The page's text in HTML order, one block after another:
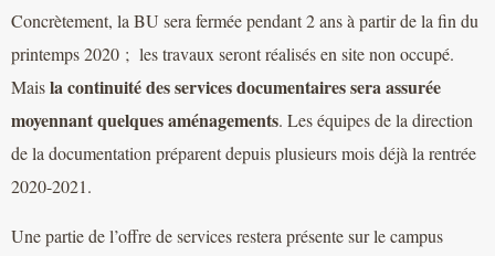
Concrètement, la BU sera fermée pendant 2 ans à partir de la fin du
printemps 2020 ; les travaux seront réalisés en site non occupé.
Maisla continuité des services documentaires sera assurée
moyennant quelques aménagements. Les équipes de la direction
de la documentation préparent depuis plusieurs mois déjà la rentrée
2020-2021.
Une partie de l’offre de services restera présente sur le campus